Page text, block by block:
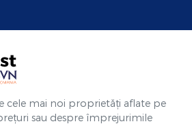
cele mai noi proprietăți aflate pe
sau despre împrejurimile